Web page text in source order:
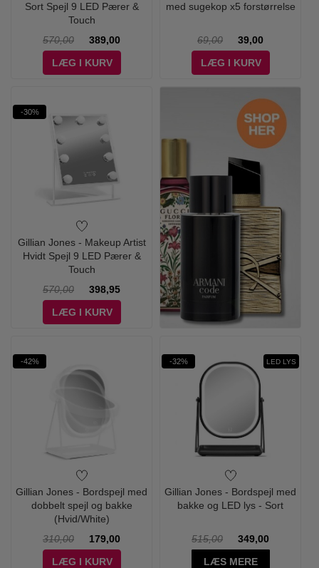
Sort Spejl 9 LED Pærer &
Touch
570,00
389,00
LÆG I KURV
med sugekop x5 forstørrelse
69,00
39,00
LÆG I KURV
-30%
Gillian Jones - Makeup Artist
Hvidt Spejl 9 LED Pærer &
Touch
570,00
398,95
LÆG I KURV
-42%
Gillian Jones - Bordspejl med
dobbelt spejl og bakke
(Hvid/White)
310,00
179,00
LÆG I KURV
-32% LED LYS
Gillian Jones - Bordspejl med
bakke og LED lys - Sort
515,00
349,00
LÆS MERE